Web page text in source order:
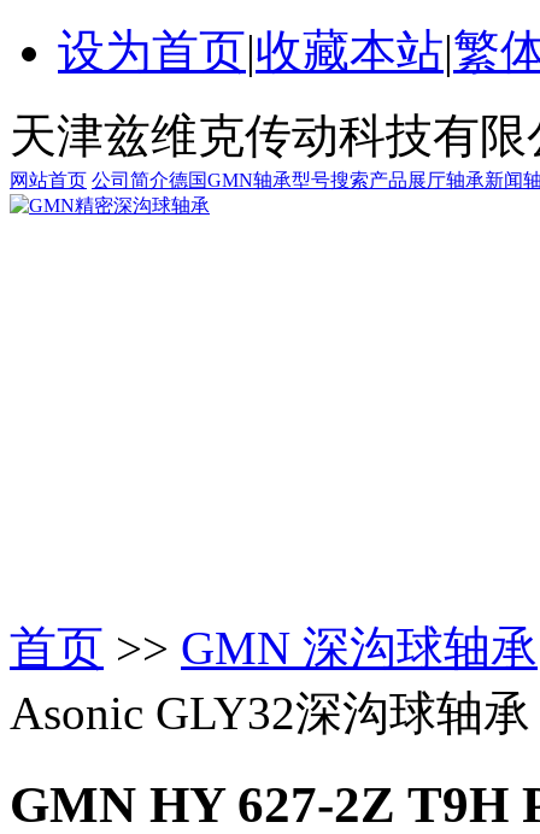
设为首页|收藏本站|繁
天津兹维克传动科技有限
网站首页 公司简介德国GMN轴承型号搜索产品展厅轴承新闻
首页 >> GMN 深沟球轴承
Asonic GLY32深沟球轴承
GMN HY 627-2Z T9H